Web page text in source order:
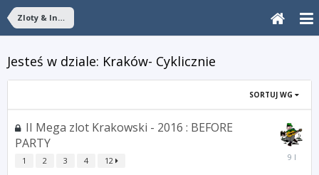
Zloty & Integracja
Jesteś w dziale: Kraków- Cyklicznie
SORTUJ WG
II Mega zlot Krakowski - 2016 : BEFORE
PARTY
1 2 3 4 12
12